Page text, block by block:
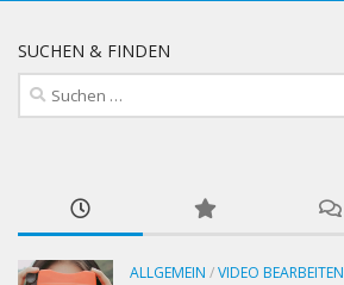
SUCHEN & FINDEN
Suchen
nach:
ALLGEMEIN /VIDEO BEARBEITEN